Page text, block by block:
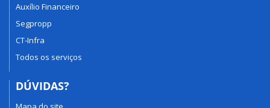
Auxílio Financeiro
Segpropp
CT-Infra
Todos os serviços
DÚVIDAS?